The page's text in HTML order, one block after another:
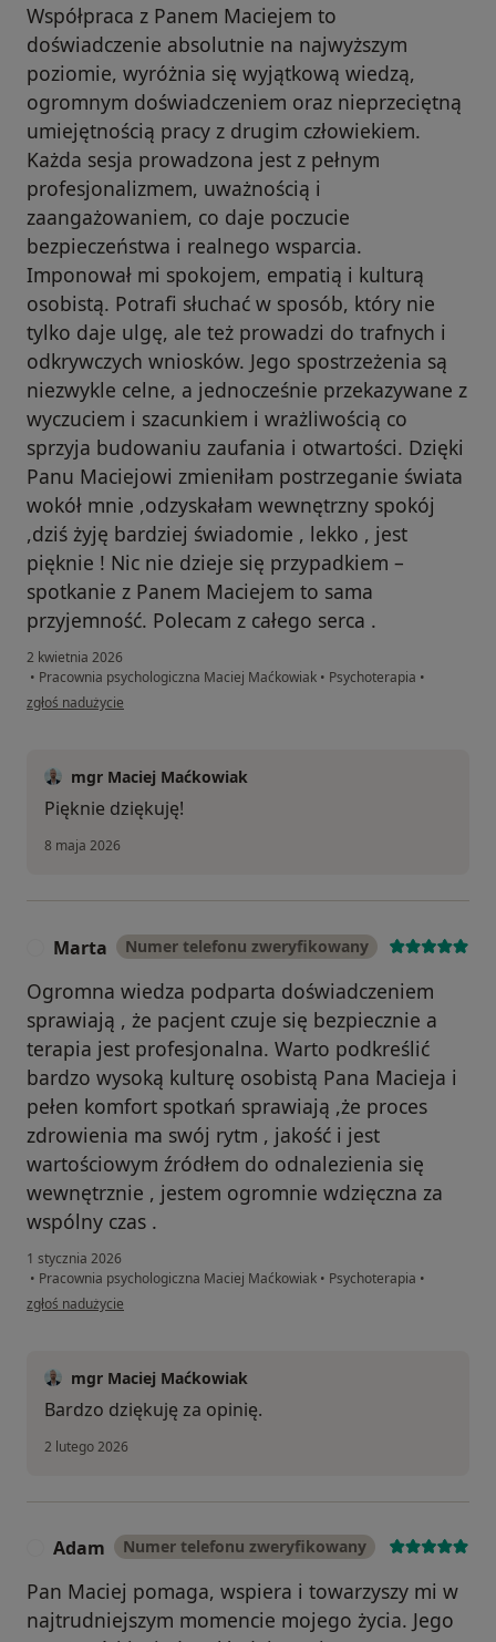
Współpraca z Panem Maciejem to
doświadczenie absolutnie na najwyższym
poziomie, wyróżnia się wyjątkową wiedzą,
ogromnym doświadczeniem oraz nieprzeciętną
umiejętnością pracy z drugim człowiekiem.
Każda sesja prowadzona jest z pełnym
profesjonalizmem, uważnością i
zaangażowaniem, co daje poczucie
bezpieczeństwa i realnego wsparcia.
Imponował mi spokojem, empatią i kulturą
osobistą. Potrafi słuchać w sposób, który nie
tylko daje ulgę, ale też prowadzi do trafnych i
odkrywczych wniosków. Jego spostrzeżenia są
niezwykle celne, a jednocześnie przekazywane z
wyczuciem i szacunkiem i wrażliwością co
sprzyja budowaniu zaufania i otwartości. Dzięki
Panu Maciejowi zmieniłam postrzeganie świata
wokół mnie ,odzyskałam wewnętrzny spokój
,dziś żyję bardziej świadomie , lekko , jest
pięknie ! Nic nie dzieje się przypadkiem –
spotkanie z Panem Maciejem to sama
przyjemność. Polecam z całego serca .
2 kwietnia 2026
• Pracownia psychologiczna Maciej Maćkowiak • Psychoterapia •
w opinii użytkownika Aga M.
zgłoś nadużycie
mgr Maciej Maćkowiak
Pięknie dziękuję!
8 maja 2026
Marta Numer telefonu zweryfikowany
Ogromna wiedza podparta doświadczeniem
sprawiają , że pacjent czuje się bezpiecznie a
terapia jest profesjonalna. Warto podkreślić
bardzo wysoką kulturę osobistą Pana Macieja i
pełen komfort spotkań sprawiają ,że proces
zdrowienia ma swój rytm , jakość i jest
wartościowym źródłem do odnalezienia się
wewnętrznie , jestem ogromnie wdzięczna za
wspólny czas .
1 stycznia 2026
• Pracownia psychologiczna Maciej Maćkowiak • Psychoterapia •
w opinii użytkownika Marta
zgłoś nadużycie
mgr Maciej Maćkowiak
Bardzo dziękuję za opinię.
2 lutego 2026
Adam Numer telefonu zweryfikowany
Pan Maciej pomaga, wspiera i towarzyszy mi w
najtrudniejszym momencie mojego życia. Jego